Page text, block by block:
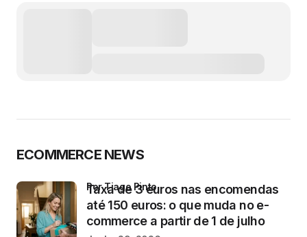
ECOMMERCE NEWS
Taxa de 3 euros nas encomendas
até 150 euros: o que muda no e-
commerce a partir de 1 de julho
por Tiago Pinto